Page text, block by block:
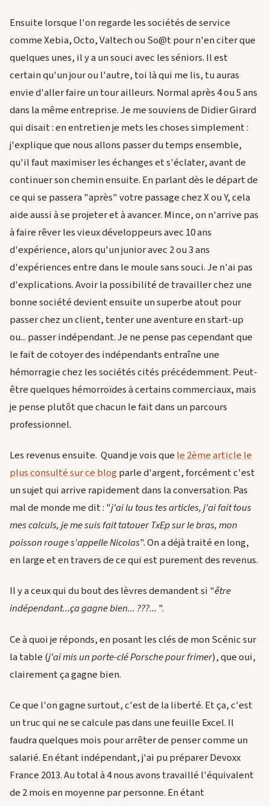
Ensuite lorsque l'on regarde les sociétés de service
comme Xebia, Octo, Valtech ou So@t pour n'en citer que
quelques unes, il y a un souci avec les séniors. Il est
certain qu'un jour ou l'autre, toi là qui me lis, tu auras
envie d'aller faire un tour ailleurs. Normal après 4 ou 5 ans
dans la même entreprise. Je me souviens de Didier Girard
qui disait : en entretien je mets les choses simplement :
j'explique que nous allons passer du temps ensemble,
qu'il faut maximiser les échanges et s'éclater, avant de
continuer son chemin ensuite. En parlant dès le départ de
ce qui se passera "après" votre passage chez X ou Y, cela
aide aussi à se projeter et à avancer. Mince, on n'arrive pas
à faire rêver les vieux développeurs avec 10 ans
d'expérience, alors qu'un junior avec 2 ou 3 ans
d'expériences entre dans le moule sans souci. Je n'ai pas
d'explications. Avoir la possibilité de travailler chez une
bonne société devient ensuite un superbe atout pour
passer chez un client, tenter une aventure en start-up
ou... passer indépendant. Je ne pense pas cependant que
le fait de cotoyer des indépendants entraîne une
hémorragie chez les sociétés cités précédemment. Peut-
être quelques hémorroïdes à certains commerciaux, mais
je pense plutôt que chacun le fait dans un parcours
professionnel.
Les revenus ensuite. Quand je vois quele 2ème article le
plus consulté sur ce blogparle d'argent, forcément c'est
un sujet qui arrive rapidement dans la conversation. Pas
mal de monde me dit : "j'ai lu tous tes articles, j'ai fait tous
mes calculs, je me suis fait tatouer TxEp sur le bras, mon
poisson rouge s'appelle Nicolas". On a déjà traité en long,
en large et en travers de ce qui est purement des revenus.
Il y a ceux qui du bout des lèvres demandent si "être
indépendant...ça gagne bien... ???... ".
Ce à quoi je réponds, en posant les clés de mon Scénic sur
la table (j'ai mis un porte-clé Porsche pour frimer), que oui,
clairement ça gagne bien.
Ce que l'on gagne surtout, c'est de la liberté. Et ça, c'est
un truc qui ne se calcule pas dans une feuille Excel. Il
faudra quelques mois pour arrêter de penser comme un
salarié. En étant indépendant, j'ai pu préparer Devoxx
France 2013. Au total à 4 nous avons travaillé l'équivalent
de 2 mois en moyenne par personne. En étant